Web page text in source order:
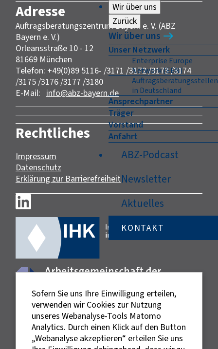
Wir über uns
Zurück
Wir über uns
Unser Netzwerk
Enterprise Europe
Network (EEN)
Auftragsberatungsstellen
in Deutschland
Ansprechpartner
Träger
Vorstand
Anfahrt
ABZ-Podcast
Newsletter
Aktuelles
KONTAKT
Adresse
Auftragsberatungszentrum Bayern e. V. (ABZ
Bayern e. V.)
Orleansstraße 10 - 12
81669 München
Telefon: +49(0)89 5116- /3171 /3172 /3173 /3174
/3175 /3176 /3177 /3180
E-Mail: info@abz-bayern.de
Rechtliches
Impressum
Datenschutz
Erklärung zur Barrierefreiheit
Sofern Sie uns Ihre Einwilligung erteilen,
verwenden wir Cookies zur Nutzung
unseres Webanalyse-Tools Matomo
Analytics. Durch einen Klick auf den Button
„Webanalyse akzeptieren“ erteilen Sie uns